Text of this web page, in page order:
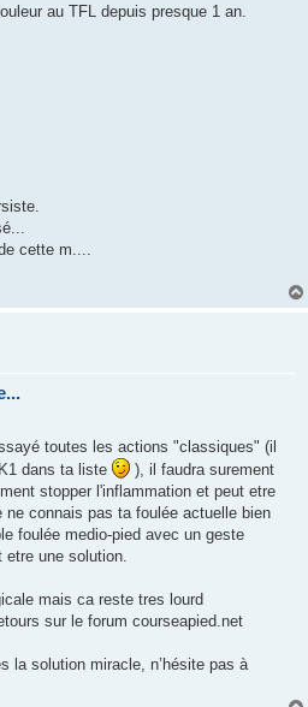
au TFL depuis presque 1 an.
cette m....
toutes les actions "classiques" (il
dans ta liste
), il faudra surement
stopper l'inflammation et peut etre
ne connais pas ta foulée actuelle bien
foulée medio-pied avec un geste
etre une solution.
mais ca reste tres lourd
sur le forum courseapied.net
la solution miracle, n’hésite pas à